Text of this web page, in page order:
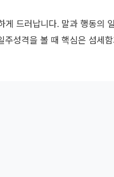
드러납니다. 말과 행동의
성격을 볼 때 핵심은 섬세